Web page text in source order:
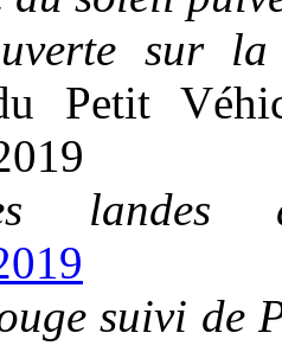
sur
Petit
landes
suivi de